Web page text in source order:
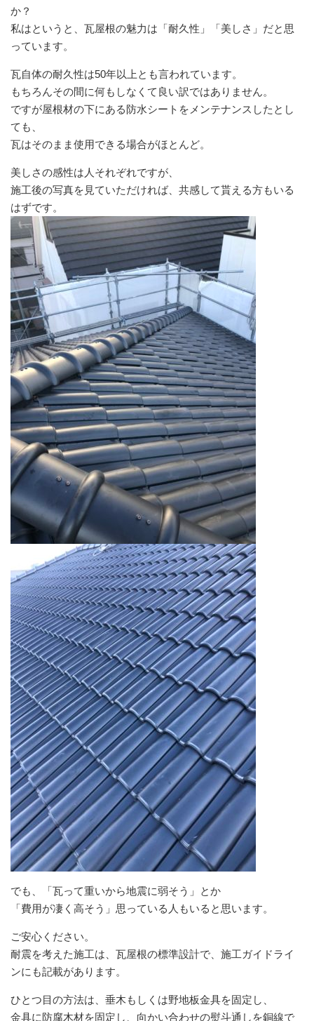
か？
私はというと、瓦屋根の魅力は「耐久性」「美しさ」だと思
っています。
瓦自体の耐久性は50年以上とも言われています。
もちろんその間に何もしなくて良い訳ではありません。
ですが屋根材の下にある防水シートをメンテナンスしたとし
ても、
瓦はそのまま使用できる場合がほとんど。
美しさの感性は人それぞれですが、
施工後の写真を見ていただければ、共感して貰える方もいる
はずです。
でも、「瓦って重いから地震に弱そう」とか
「費用が凄く高そう」思っている人もいると思います。
ご安心ください。
耐震を考えた施工は、瓦屋根の標準設計で、施工ガイドライ
ンにも記載があります。
ひとつ目の方法は、垂木もしくは野地板金具を固定し、
金具に防腐木材を固定し、向かい合わせの熨斗通しを銅線で